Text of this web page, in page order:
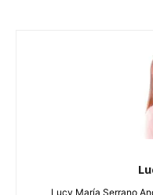
Lucy María Serrano